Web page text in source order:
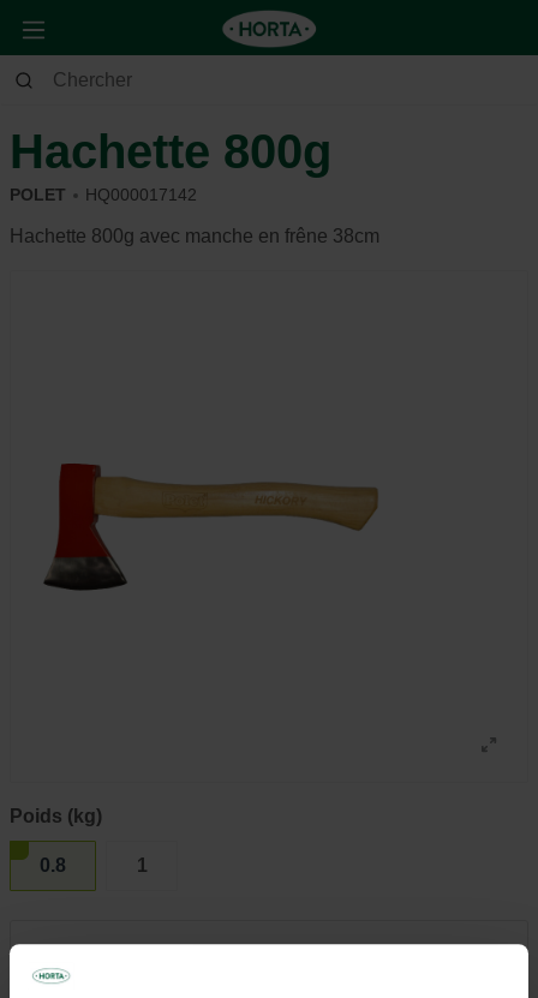
Jardin Outils de jardin
Hachette 800g
POLET HQ000017142
Hachette 800g avec manche en frêne 38cm
Poids (kg)
0.8 1
31,95 €